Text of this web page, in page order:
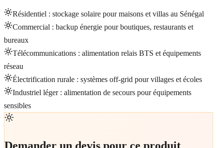
Résidentiel : stockage solaire pour maisons et villas au Sénégal
Commercial : backup énergie pour boutiques, restaurants et
bureaux
Télécommunications : alimentation relais BTS et équipements
réseau
Électrification rurale : systèmes off-grid pour villages et écoles
Industriel léger : alimentation de secours pour équipements
sensibles